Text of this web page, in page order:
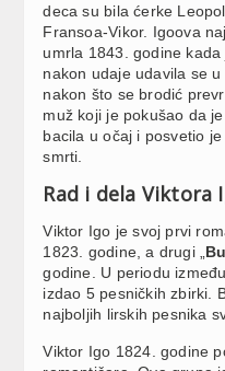
deca su bila ćerke
Fransoa-Vikor. Igoova
umrla 1843. godine
nakon udaje udavila se
nakon što se brodić
muž koji je pokušao da
bacila u očaj i posvetio
smrti.
Rad i dela Viktora
Viktor Igo je svoj prvi
1823. godine, a drugi „
godine. U periodu
izdao 5 pesničkih zbirki.
najboljih lirskih pesnika
Viktor Igo 1824. godine